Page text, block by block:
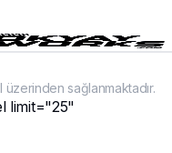
sağlanmaktadır.
limit="25"